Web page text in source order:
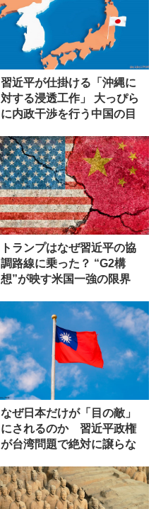
習近平が仕掛ける「沖縄に
対する浸透工作」 大っぴら
に内政干渉を行う中国の目
トランプはなぜ習近平の協
調路線に乗った？ “G2構
想”が映す米国一強の限界
なぜ日本だけが「目の敵」
にされるのか 習近平政権
が台湾問題で絶対に譲らな